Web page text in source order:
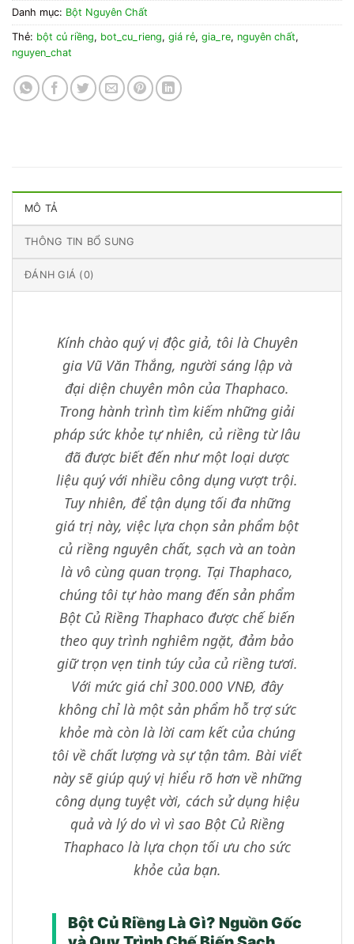
Danh mục: Bột Nguyên Chất
Thẻ: bột củ riềng, bot_cu_rieng, giá rẻ, gia_re, nguyên chất,
nguyen_chat
MÔ TẢ
THÔNG TIN BỔ SUNG
ĐÁNH GIÁ (0)
Kính chào quý vị độc giả, tôi là Chuyên
gia Vũ Văn Thắng, người sáng lập và
đại diện chuyên môn của Thaphaco.
Trong hành trình tìm kiếm những giải
pháp sức khỏe tự nhiên, củ riềng từ lâu
đã được biết đến như một loại dược
liệu quý với nhiều công dụng vượt trội.
Tuy nhiên, để tận dụng tối đa những
giá trị này, việc lựa chọn sản phẩm bột
củ riềng nguyên chất, sạch và an toàn
là vô cùng quan trọng. Tại Thaphaco,
chúng tôi tự hào mang đến sản phẩm
Bột Củ Riềng Thaphaco được chế biến
theo quy trình nghiêm ngặt, đảm bảo
giữ trọn vẹn tinh túy của củ riềng tươi.
Với mức giá chỉ 300.000 VNĐ, đây
không chỉ là một sản phẩm hỗ trợ sức
khỏe mà còn là lời cam kết của chúng
tôi về chất lượng và sự tận tâm. Bài viết
này sẽ giúp quý vị hiểu rõ hơn về những
công dụng tuyệt vời, cách sử dụng hiệu
quả và lý do vì vì sao Bột Củ Riềng
Thaphaco là lựa chọn tối ưu cho sức
khỏe của bạn.
Bột Củ Riềng Là Gì? Nguồn Gốc